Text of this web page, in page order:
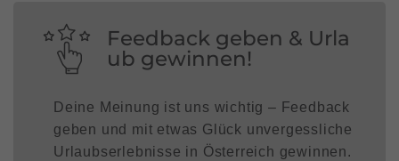
Feedback geben & Urla
ub gewinnen!
Deine Meinung ist uns wichtig – Feedback
geben und mit etwas Glück unvergessliche
Urlaubserlebnisse in Österreich gewinnen.